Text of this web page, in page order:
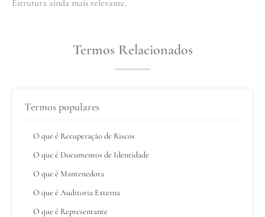
Estrutura ainda mais relevante.
Termos Relacionados
Termos populares
O que é Recuperação de Riscos
O que é Documentos de Identidade
O que é Mantenedora
O que é Auditoria Externa
O que é Representante